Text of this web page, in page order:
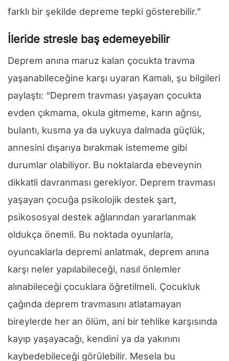
farklı bir şekilde depreme tepki gösterebilir.”
İleride stresle baş edemeyebilir
Deprem anına maruz kalan çocukta travma
yaşanabileceğine karşı uyaran Kamalı, şu bilgileri
paylaştı: “Deprem travması yaşayan çocukta
evden çıkmama, okula gitmeme, karın ağrısı,
bulantı, kusma ya da uykuya dalmada güçlük,
annesini dışarıya bırakmak istememe gibi
durumlar olabiliyor. Bu noktalarda ebeveynin
dikkatli davranması gerekiyor. Deprem travması
yaşayan çocuğa psikolojik destek şart,
psikososyal destek ağlarından yararlanmak
oldukça önemli. Bu noktada oyunlarla,
oyuncaklarla depremi anlatmak, deprem anına
karşı neler yapılabileceği, nasıl önlemler
alınabileceği çocuklara öğretilmeli. Çocukluk
çağında deprem travmasını atlatamayan
bireylerde her an ölüm, ani bir tehlike karşısında
kayıp yaşayacağı, kendini ya da yakınını
kaybedebileceği görülebilir. Mesela bu